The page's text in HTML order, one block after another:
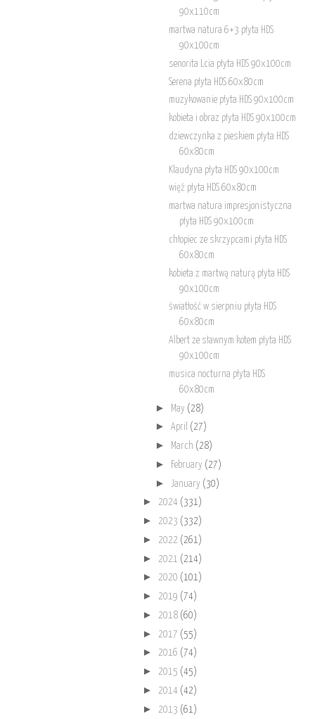
90x110cm
martwa natura 6+3 płyta HDS
90x100cm
senorita Lcia płyta HDS 90x100cm
Serena płyta HDS 60x80cm
muzykowanie płyta HDS 90x100cm
kobieta i obraz płyta HDS 90x100cm
dziewczynka z pieskiem płyta HDS
60x80cm
Klaudyna płyta HDS 90x100cm
więź płyta HDS 60x80cm
martwa natura impresjonistyczna
płyta HDS 90x100cm
chłopiec ze skrzypcami płyta HDS
60x80cm
kobieta z martwą naturą płyta HDS
90x100cm
światłość w sierpniu płyta HDS
60x80cm
Albert ze sławnym kotem płyta HDS
90x100cm
musica nocturna płyta HDS
60x80cm
► May (28)
► April (27)
► March (28)
► February (27)
► January (30)
► 2024 (331)
► 2023 (332)
► 2022 (261)
► 2021 (214)
► 2020 (101)
► 2019 (74)
► 2018 (60)
► 2017 (55)
► 2016 (74)
► 2015 (45)
► 2014 (42)
► 2013 (61)